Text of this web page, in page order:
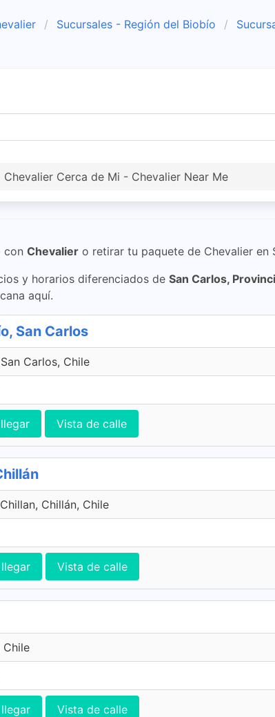
Sucursales - Región del Biobío
Chevalier Cerca de Mi - Chevalier Near Me
con Chevalier o retirar tu paquete de Chevalier en
y horarios diferenciados de San Carlos,
aquí.
San Carlos
Carlos, Chile
Vista de calle
Chillán, Chile
Vista de calle
Chile
Vista de calle